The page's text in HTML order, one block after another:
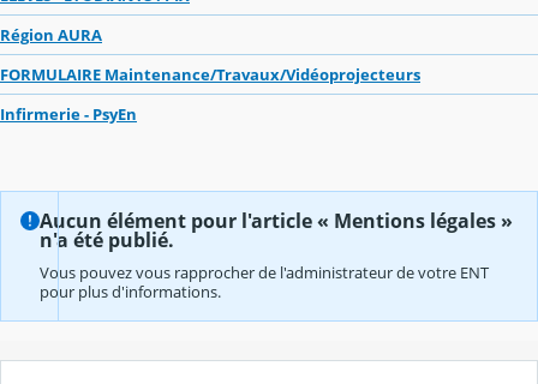
Région AURA
FORMULAIRE Maintenance/Travaux/Vidéoprojecteurs
Infirmerie - PsyEn
Aucun élément pour l'article « Mentions légales »
n'a été publié.
Vous pouvez vous rapprocher de l'administrateur de votre ENT
pour plus d'informations.